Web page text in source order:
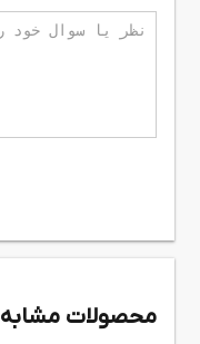
محصولات مشابه